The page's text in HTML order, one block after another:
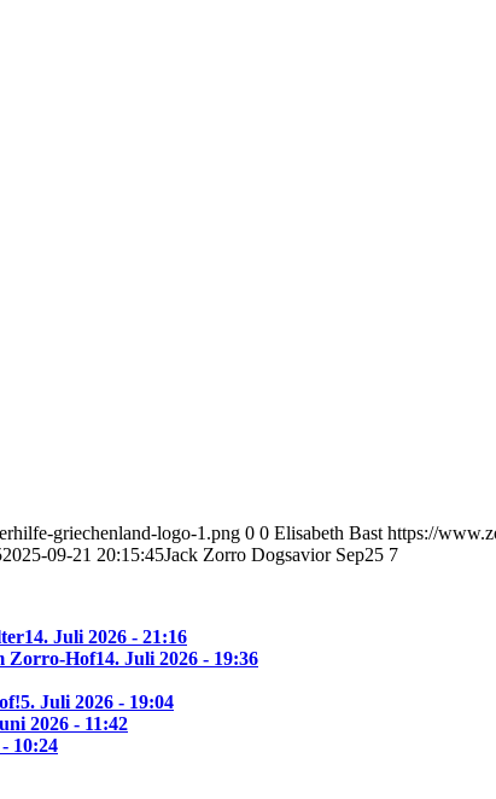
griechenland-logo-1.png 0 0 Elisabeth Bast https://
2025-09-21 20:15:45Jack Zorro Dogsavior Sep25 7
14. Juli 2026 - 21:16
Zorro-Hof14. Juli 2026 - 19:36
5. Juli 2026 - 19:04
2026 - 11:42
10:24